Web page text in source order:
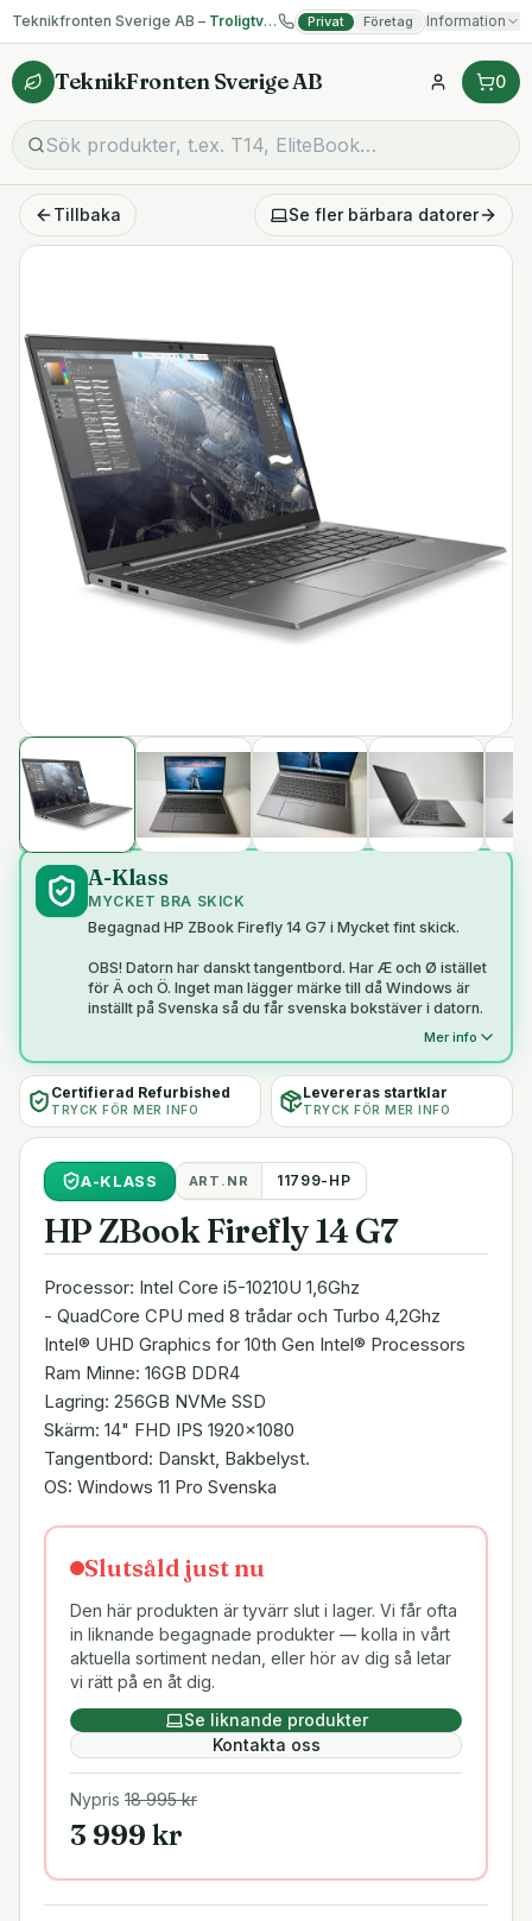
Teknikfronten Sverige AB – Troligtvis billigast på begagnad IT! Privat Företag Information
TeknikFronten Sverige AB 0
Tillbaka Se fler bärbara datorer
A-Klass
MYCKET BRA SKICK
Begagnad HP ZBook Firefly 14 G7 i Mycket fint skick.
OBS! Datorn har danskt tangentbord. Har Æ och Ø istället
för Ä och Ö. Inget man lägger märke till då Windows är
inställt på Svenska så du får svenska bokstäver i datorn.
Mer info
Certifierad Refurbished
TRYCK FÖR MER INFO
Levereras startklar
TRYCK FÖR MER INFO
A-KLASS ART.NR 11799-HP
HP ZBook Firefly 14 G7
Processor: Intel Core i5-10210U 1,6Ghz
- QuadCore CPU med 8 trådar och Turbo 4,2Ghz
Intel® UHD Graphics for 10th Gen Intel® Processors
Ram Minne: 16GB DDR4
Lagring: 256GB NVMe SSD
Skärm: 14" FHD IPS 1920x1080
Tangentbord: Danskt, Bakbelyst.
OS: Windows 11 Pro Svenska
Slutsåld just nu
Den här produkten är tyvärr slut i lager. Vi får ofta
in liknande begagnade produkter — kolla in vårt
aktuella sortiment nedan, eller hör av dig så letar
vi rätt på en åt dig.
Se liknande produkter
Kontakta oss
Nypris 18 995kr
3 999 kr